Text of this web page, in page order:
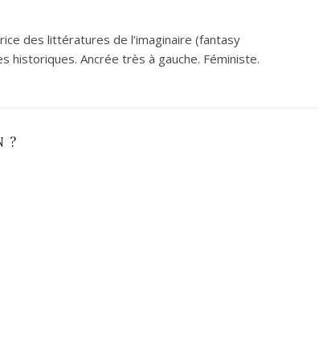
des littératures de l’imaginaire (fantasy
historiques. Ancrée très à gauche. Féministe.
?